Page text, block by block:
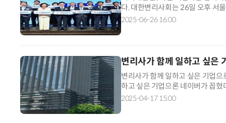
다. 대한변리사회는 26일 오후 서
기념식을 개최했다. 앞서 변리사
2025-06-26 16:00
변리사가 함께 일하고 싶은
변리사가 함께 일하고 싶은 기업
하고 싶은 기업으론 네이버가 꼽
사를 대상으로 변리사가 일하고
2025-04-17 15:00